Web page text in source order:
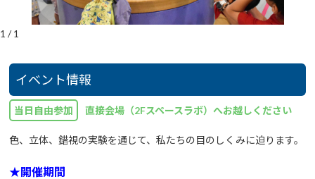
1 /1
イベント情報
当日自由参加 直接会場（2Fスペースラボ）へお越しください
色、立体、錯視の実験を通じて、私たちの目のしくみに迫ります。
★開催期間